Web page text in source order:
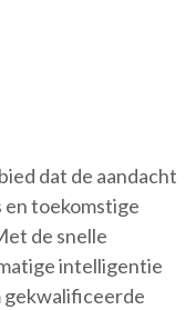
dat de aandacht
toekomstige
de snelle
intelligentie
gekwalificeerde